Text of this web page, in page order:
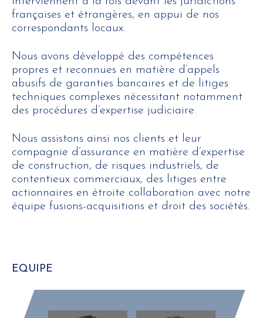
françaises et étrangères, en appui de nos
correspondants locaux.
Nous avons développé des compétences
propres et reconnues en matière d’appels
abusifs de garanties bancaires et de litiges
techniques complexes nécessitant notamment
des procédures d’expertise judiciaire.
Nous assistons ainsi nos clients et leur
compagnie d’assurance en matière d’expertise
de construction, de risques industriels, de
contentieux commerciaux, des litiges entre
actionnaires en étroite collaboration avec notre
équipe fusions-acquisitions et droit des sociétés.
EQUIPE